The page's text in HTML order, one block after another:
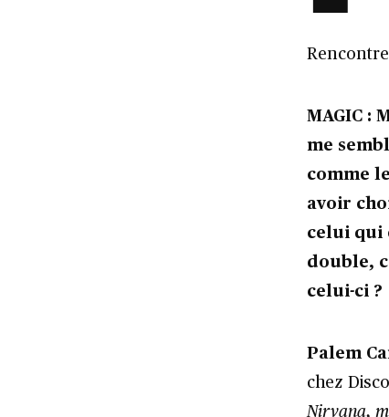
MAGIC :
me
comme
avoir
celui qui
double,
celui-ci ?
Palem
chez
Nirvana,